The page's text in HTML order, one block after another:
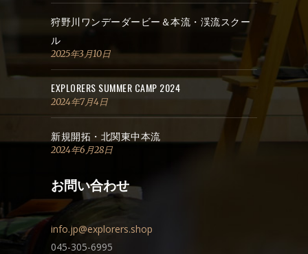
狩野川ワンデーダービー＆本流・渓流スクー
ル
2025年3月10日
EXPLORERS SUMMER CAMP 2024
2024年7月4日
新規開拓・北関東中本流
2024年6月28日
お問い合わせ
info.jp@explorers.shop
045-305-6995